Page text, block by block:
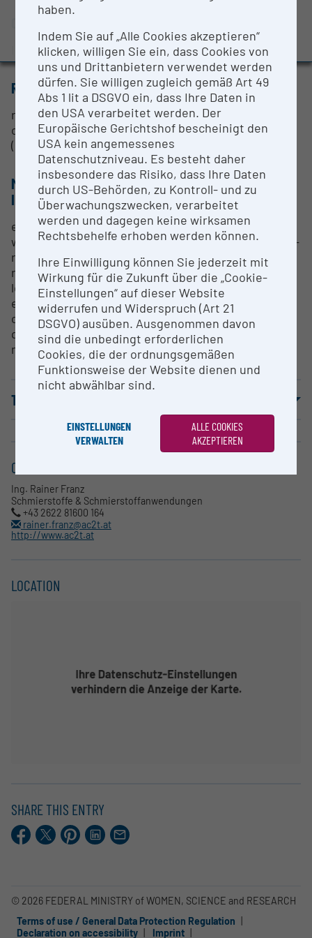
Evaluation Study 2022
Awards and press releases
Ing. Rainer Franz
RESEARCH SERVICES
realisation of R&D services in the framework of
customer orders or long-term cooperation in
(inter-)national research projects
METHODS & EXPERTISE FOR RESEARCH
INFRASTRUCTURE
elemental analysis for determination of additives,
wear and contaminations; a sample is exposed to X-
rays and electrons are ejected/excited; the energy
released by electrons dropping into lower energy
levels is specific for each element; all chemical
elements except halogens, inert gases, hydrogen,
oxygen, nitrogen, carbon and light metals;
qualitative and quantitative analysis in the range of
mg/kg to 100 g/kg
TERMS OF USE
CONTACT
Ing. Rainer Franz
Schmierstoffe & Schmierstoffanwendungen
+43 2622 81600 164
rainer.franz@ac2t.at
http://www.ac2t.at
LOCATION
SHARE THIS ENTRY
Facebook
X.comPinterestLinkedIn
E-
Mail
© 2026 FEDERAL MINISTRY of WOMEN, SCIENCE and RESEARCH
Terms of use / General Data Protection Regulation
Declaration on accessibility
Imprint
haben.
Indem Sie auf „Alle Cookies akzeptieren“
klicken, willigen Sie ein, dass Cookies von
uns und Drittanbietern verwendet werden
dürfen. Sie willigen zugleich gemäß Art 49
Abs 1 lit a DSGVO ein, dass Ihre Daten in
den USA verarbeitet werden. Der
Europäische Gerichtshof bescheinigt den
USA kein angemessenes
Datenschutzniveau. Es besteht daher
insbesondere das Risiko, dass Ihre Daten
durch US-Behörden, zu Kontroll- und zu
Überwachungszwecken, verarbeitet
werden und dagegen keine wirksamen
Rechtsbehelfe erhoben werden können.
Ihre Einwilligung können Sie jederzeit mit
Wirkung für die Zukunft über die „Cookie-
Einstellungen“ auf dieser Website
widerrufen und Widerspruch (Art 21
DSGVO) ausüben. Ausgenommen davon
sind die unbedingt erforderlichen
Cookies, die der ordnungsgemäßen
Funktionsweise der Website dienen und
nicht abwählbar sind.
EINSTELLUNGEN
VERWALTEN
ALLE COOKIES
AKZEPTIEREN